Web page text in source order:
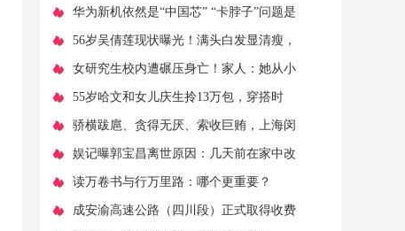
机APP横向对比体验
​华为新机依然是“中国芯” “卡脖子”问题是
否已突破？
​56岁吴倩莲现状曝光！满头白发显清瘦，
美人迟暮女神也老了
​女研究生校内遭碾压身亡！家人：她从小
很优秀，中考是全县第一
​55岁哈文和女儿庆生拎13万包，穿搭时
尚，一套多的餐具引关注
​骄横跋扈、贪得无厌、索收巨贿，上海闵
行原公安一把手被双开
​娱记曝郭宝昌离世原因：几天前在家中改
稿，不小心摔了一跤
​读万卷书与行万里路：哪个更重要？
​成安渝高速公路（四川段）正式取得收费